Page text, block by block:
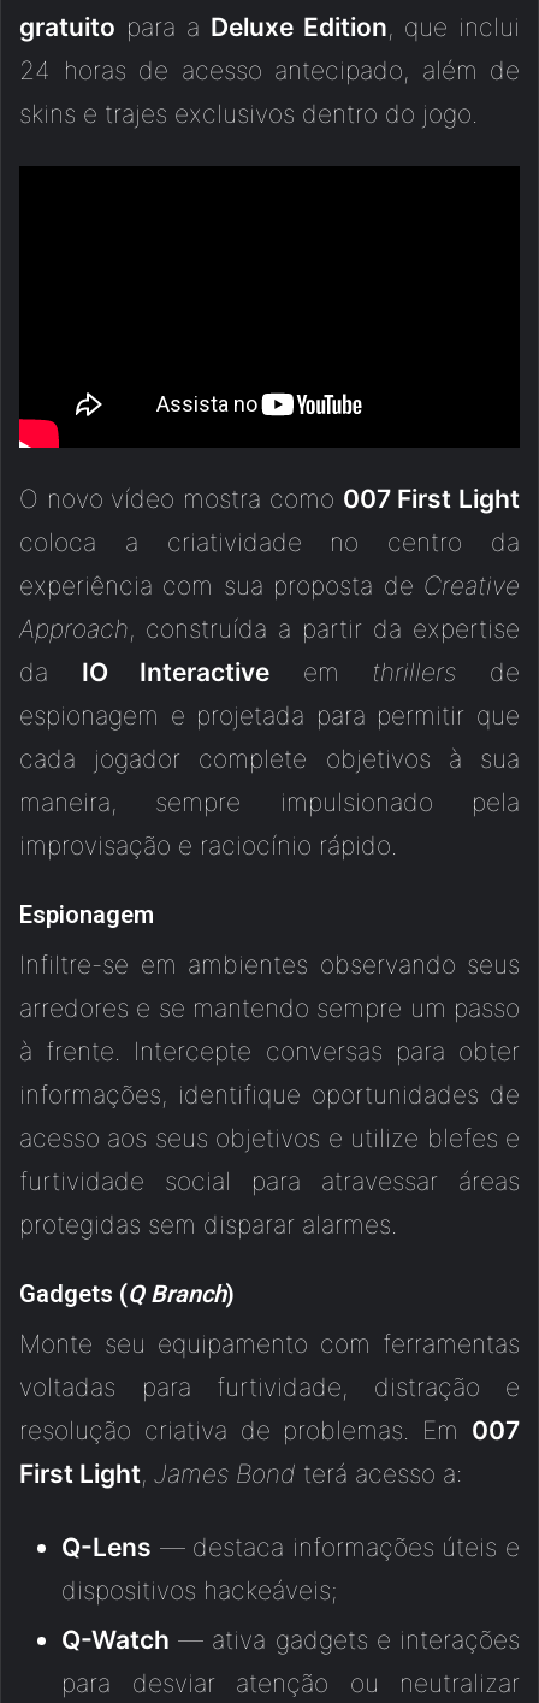
gratuito para a Deluxe Edition, que inclui
24 horas de acesso antecipado, além de
skins e trajes exclusivos dentro do jogo.
O novo vídeo mostra como 007 First Light
coloca a criatividade no centro da
experiência com sua proposta de Creative
Approach, construída a partir da expertise
da IO Interactive em thrillers de
espionagem e projetada para permitir que
cada jogador complete objetivos à sua
maneira, sempre impulsionado pela
improvisação e raciocínio rápido.
Espionagem
Infiltre-se em ambientes observando seus
arredores e se mantendo sempre um passo
à frente. Intercepte conversas para obter
informações, identifique oportunidades de
acesso aos seus objetivos e utilize blefes e
furtividade social para atravessar áreas
protegidas sem disparar alarmes.
Gadgets (Q Branch)
Monte seu equipamento com ferramentas
voltadas para furtividade, distração e
resolução criativa de problemas. Em 007
First Light, James Bond terá acesso a:
Q-Lens — destaca informações úteis e
dispositivos hackeáveis;
Q-Watch — ativa gadgets e interações
para desviar atenção ou neutralizar